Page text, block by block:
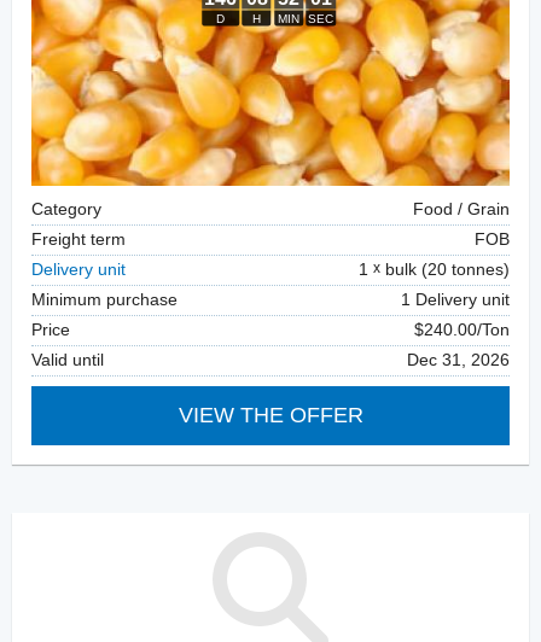
Category
Food / Grain
Freight term
FOB
Delivery unit
1
bulk (20 tonnes)
Minimum purchase
1 Delivery unit
Price
$240.00/Ton
Valid until
Dec 31, 2026
VIEW THE OFFER